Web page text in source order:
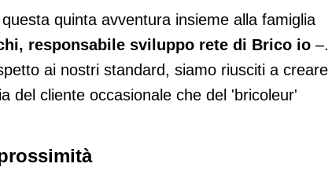
quinta avventura insieme alla famiglia
responsabile sviluppo rete di Brico io –.
ai nostri standard, siamo riusciti a creare
del cliente occasionale che del 'bricoleur'